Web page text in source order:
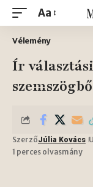
Aa
Vélemény
Ír
SzerzőJúlia Kovács
1 perces olvasmány